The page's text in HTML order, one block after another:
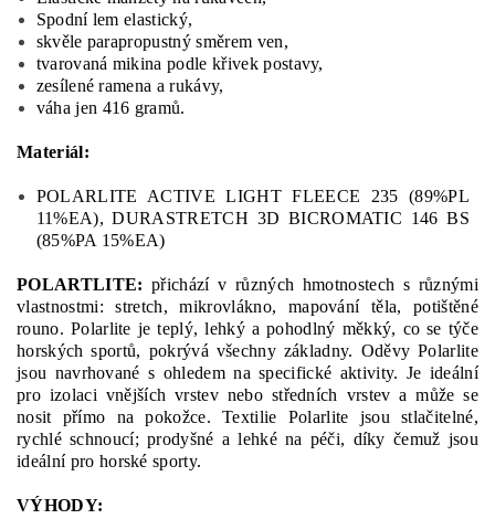
Spodní lem elastický,
skvěle parapropustný směrem ven,
tvarovaná mikina podle křivek postavy,
zesílené ramena a rukávy,
váha jen 416 gramů.
Materiál:
POLARLITE ACTIVE LIGHT FLEECE 235 (89%PL
11%EA), DURASTRETCH 3D BICROMATIC 146 BS
(85%PA 15%EA)
POLARTLITE:přichází v různých hmotnostech s různými
vlastnostmi: stretch, mikrovlákno, mapování těla, potištěné
rouno. Polarlite je teplý, lehký a pohodlný měkký, co se týče
horských sportů, pokrývá všechny základny. Oděvy Polarlite
jsou navrhované s ohledem na specifické aktivity. Je ideální
pro izolaci vnějších vrstev nebo středních vrstev a může se
nosit
přímo na pokožce. Textilie Polarlite jsou stlačitelné,
rychlé schnoucí; prodyšné a lehké na péči, díky čemuž jsou
ideální pro horské sporty.
VÝHODY: